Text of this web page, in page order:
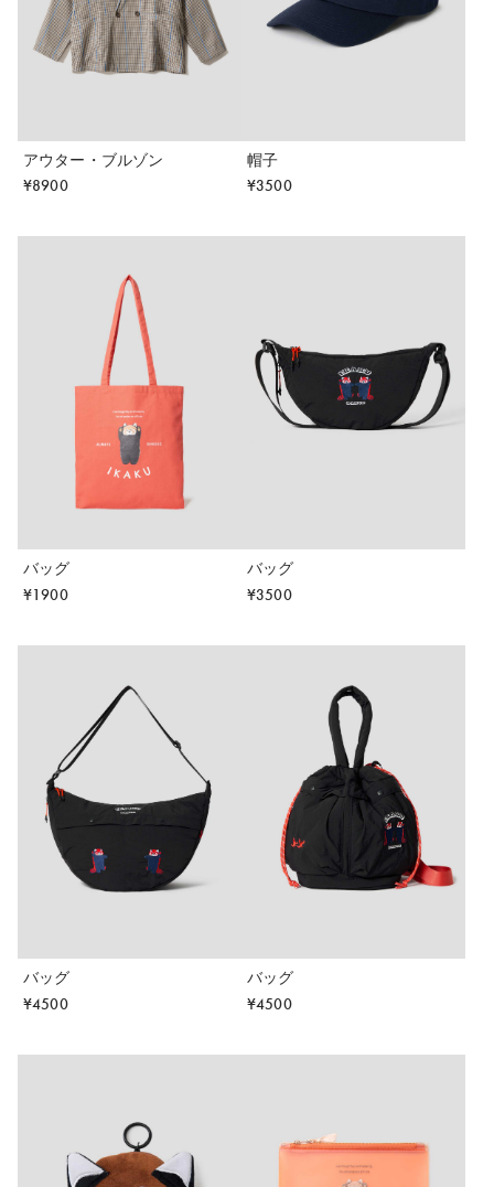
アウター・ブルゾン
¥8900
帽子
¥3500
バッグ
¥1900
バッグ
¥3500
バッグ
¥4500
バッグ
¥4500